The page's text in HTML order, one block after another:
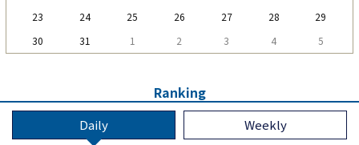
23
24 25 26 27 28
29
30
31 1 2 3 4 5
Ranking
Daily Weekly